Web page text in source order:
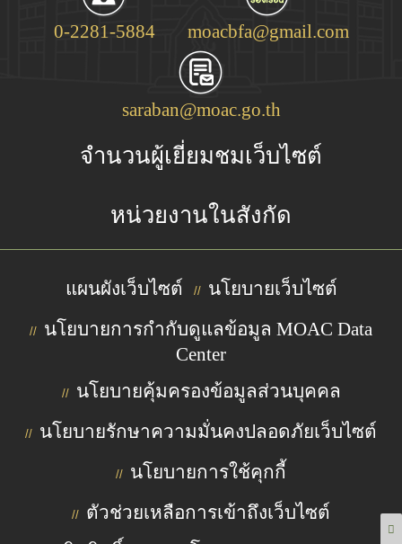
0-2281-5884 moacbfa@gmail.com
saraban@moac.go.th
จำนวนผู้เยี่ยมชมเว็บไซต์
หน่วยงานในสังกัด
แผนผังเว็บไซต์ // นโยบายเว็บไซต์
// นโยบายการกำกับดูแลข้อมูล MOAC Data
Center
// นโยบายคุ้มครองข้อมูลส่วนบุคคล
// นโยบายรักษาความมั่นคงปลอดภัยเว็บไซต์
// นโยบายการใช้คุกกี้
// ตัวช่วยเหลือการเข้าถึงเว็บไซต์